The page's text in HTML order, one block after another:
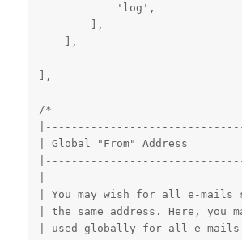
            'log',
        ],
    ],
],
/*
| Global "From" Address
| You may wish for all e-
| the same address. Here, you
| used globally for all e-